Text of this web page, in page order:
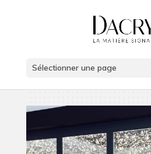
Sélectionner une page